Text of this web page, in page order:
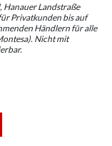
Hanauer Landstraße
Privatkunden bis auf
Händlern für alle
Nicht mit